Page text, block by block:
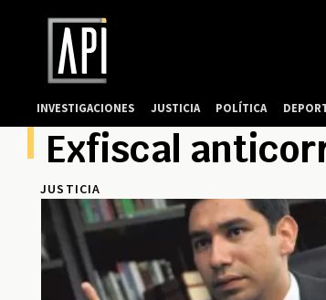
Exfiscal
JUSTICIA
INVESTIGACIONES JUSTICIA POLÍTICA